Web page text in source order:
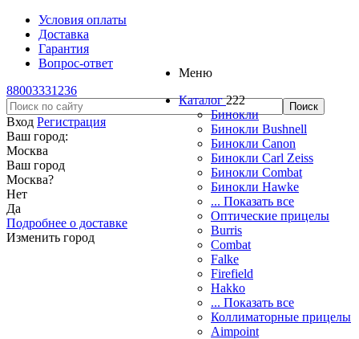
Условия оплаты
Доставка
Гарантия
Вопрос-ответ
88003331236
Вход Регистрация
Ваш город:
Москва
Ваш город
Москва?
Нет
Да
Подробнее о доставке
Изменить город
Меню
Каталог 222
Бинокли
Бинокли Bushnell
Бинокли Canon
Бинокли Carl Zeiss
Бинокли Combat
Бинокли Hawke
... Показать все
Оптические прицелы
Burris
Combat
Falke
Firefield
Hakko
... Показать все
Коллиматорные прицелы
Aimpoint